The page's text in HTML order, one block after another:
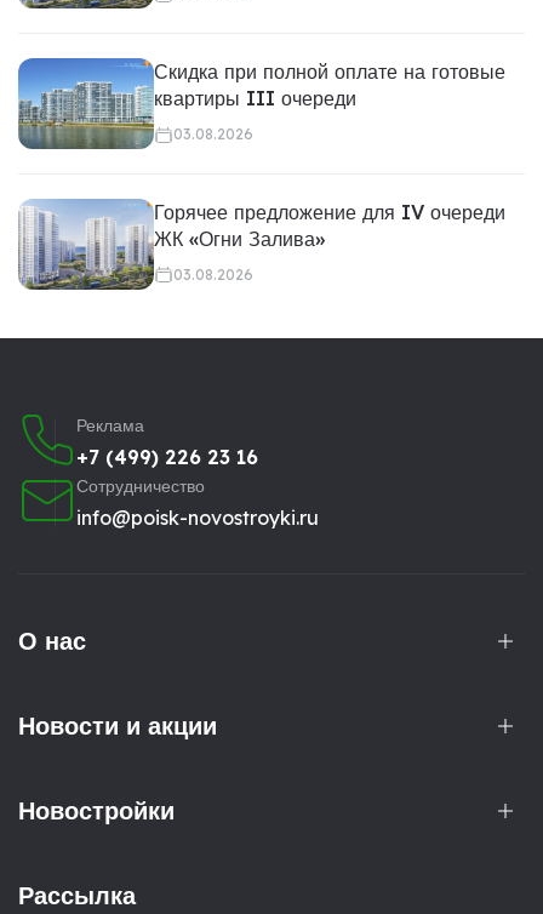
Скидка при полной оплате на готовые
квартиры III очереди
03.08.2026
Горячее предложение для IV очереди
ЖК «Огни Залива»
03.08.2026
Реклама
+7 (499) 226 23 16
Сотрудничество
info@poisk-novostroyki.ru
О нас
Новости и акции
Новостройки
Рассылка